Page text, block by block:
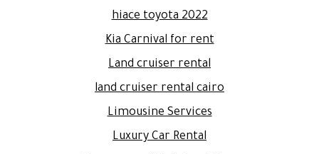
hiace toyota 2022
Kia Carnival for rent
Land cruiser rental
land cruiser rental cairo
Limousine Services
Luxury Car Rental